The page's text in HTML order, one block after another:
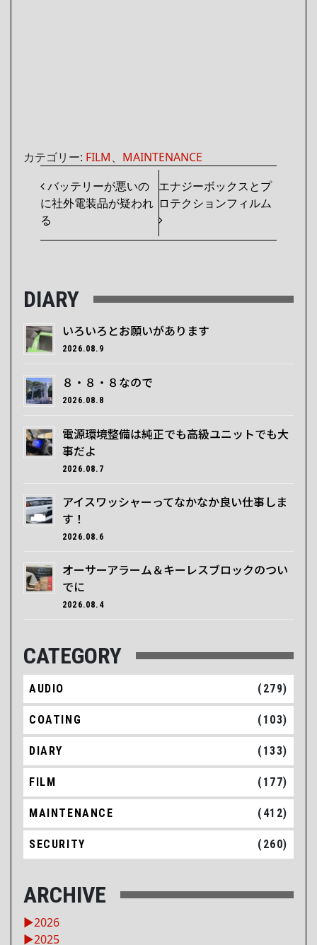
カテゴリー: FILM、 MAINTENANCE
投稿ナビゲーション
バッテリーが悪いの
に社外電装品が疑われ
る
エナジーボックスとプ
ロテクションフィルム
DIARY
いろいろとお願いがあります
2026.08.9
８・８・８なので
2026.08.8
電源環境整備は純正でも高級ユニットでも大
事だよ
2026.08.7
アイスワッシャーってなかなか良い仕事しま
す！
2026.08.6
オーサーアラーム＆キーレスブロックのつい
でに
2026.08.4
CATEGORY
AUDIO (279)
COATING (103)
DIARY (133)
FILM (177)
MAINTENANCE (412)
SECURITY (260)
ARCHIVE
►2026
►2025